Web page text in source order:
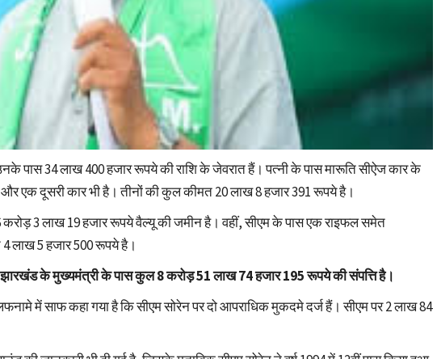
पास 34 लाख 400 हजार रूपये की राशि के जेवरात हैं। पत्नी के पास मारूति सीऐज कार के
और एक दूसरी कार भी है। तीनों की कुल कीमत 20 लाख 8 हजार 391 रूपये है।
3 लाख 19 हजार रूपये वैल्यू की जमीन है। वहीं, सीएम के पास एक राइफल समेत
लाख 5 हजार 500 रूपये है।
झारखंड के मुख्यमंत्री के पास कुल 8 करोड़ 51 लाख 74 हजार 195 रूपये की संपत्ति है।
में साफ कहा गया है कि सीएम सोरेन पर दो आपराधिक मुकदमे दर्ज हैं। सीएम पर 2 लाख 84